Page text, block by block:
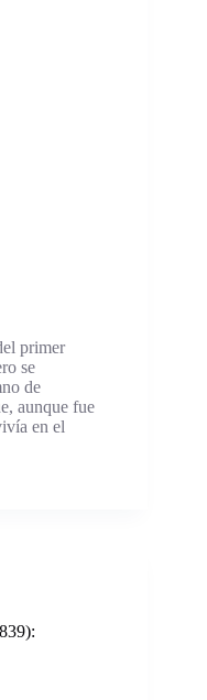
primer
se
de
aunque fue
en el